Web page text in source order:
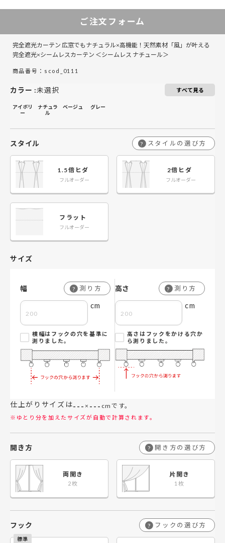
ご注文フォーム
完全遮光カーテン 広窓でもナチュラル×高機能！天然素材「風」が叶える
完全遮光×シームレスカーテン ＜シームレス ナチュール＞
商品番号：scod_0111
カラー :未選択 すべて見る
アイボリ
ー
ナチュラ
ル
ベージュ グレー
スタイル ? スタイルの選び方
1.5倍ヒダ
フルオーダー
2倍ヒダ
フルオーダー
フラット
フルオーダー
サイズ
幅 ? 測り方
cm
横幅はフックの穴を基準に
測りました。
高さ ? 測り方
cm
高さはフックをかける穴か
ら測りました。
仕上がりサイズは--- × --- cmです。
※ゆとり分を加えたサイズが自動で計算されます。
開き方 ? 開き方の選び方
両開き 片開き
フック ? フックの選び方